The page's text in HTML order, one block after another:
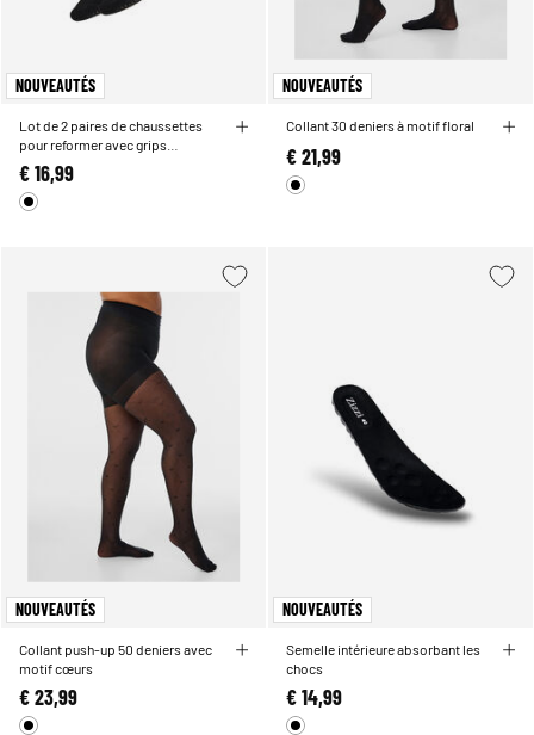
NOUVEAUTÉS
Lot de 2 paires de chaussettes
pour reformer avec grips
antidérapants
€ 16,99
NOUVEAUTÉS
Collant 30 deniers à motif floral
€ 21,99
NOUVEAUTÉS
Collant push-up 50 deniers avec
motif cœurs
€ 23,99
NOUVEAUTÉS
Semelle intérieure absorbant les
chocs
€ 14,99